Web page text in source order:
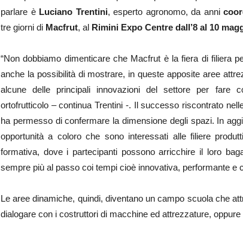
parlare è Luciano Trentini, esperto agronomo, da anni
tre giorni di Macfrut, al Rimini Expo Centre dall’8 al 10
“Non dobbiamo dimenticare che Macfrut è la fiera di filiera
anche la possibilità di mostrare, in queste apposite aree
alcune delle principali innovazioni del settore per fare
ortofrutticolo – continua Trentini -. Il successo riscontrato
ha permesso di confermare la dimensione degli spazi. In
opportunità a coloro che sono interessati alle filiere
formativa, dove i partecipanti possono arricchire il loro
sempre più al passo coi tempi cioè innovativa, performante e
Le aree dinamiche, quindi, diventano un campo scuola che
dialogare con i costruttori di macchine ed attrezzature,